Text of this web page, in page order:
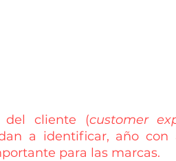
del cliente (customer
a identificar, año con
para las marcas.